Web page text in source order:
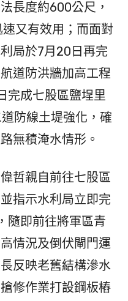
長度約600公尺，
又有效用；而面對
局於7月20日再完
道防洪牆加高工程
完成七股區鹽埕里
防線土堤強化，確
無積淹水情形。
哲親自前往七股區
指示水利局立即完
隨即前往將軍區青
情況及倒伏閘門運
反映老舊結構滲水
修作業打設鋼板樁